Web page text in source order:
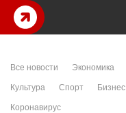
Все новости Экономика
Культура
Спорт Бизнес
Коронавирус